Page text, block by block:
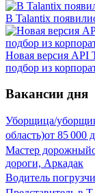
В Talantix
Новая версия API
подбор из
Вакансии дня
Уборщица/
область)от 85 000
Мастер дорожный
дороги, Аркадак
Водитель